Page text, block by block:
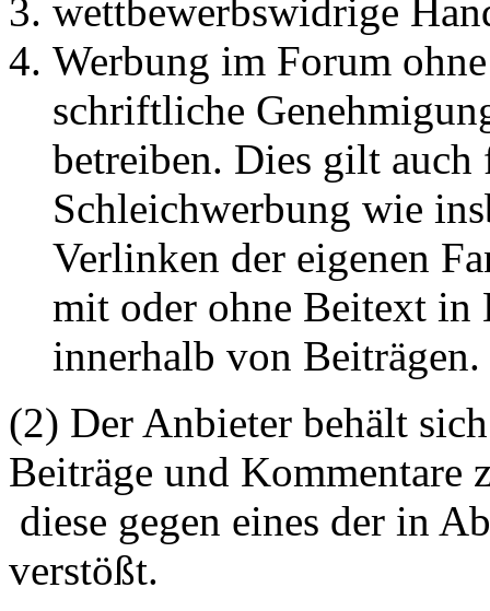
wettbewerbswidrige
Werbung im Forum
schriftliche
betreiben. Dies gilt auch
Schleichwerbung wie
Verlinken der eigenen
mit oder ohne Beitext in
innerhalb von Beiträgen.
(2) Der Anbieter behält
Beiträge und Kommentare
diese gegen eines der in
verstößt.